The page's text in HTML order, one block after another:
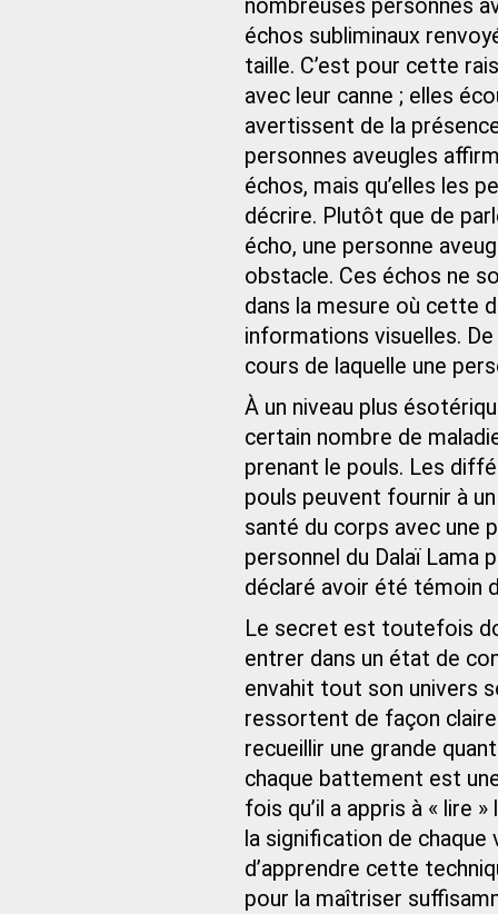
nombreuses personnes
échos subliminaux
taille. C’est pour cette
avec leur canne ; elles
avertissent de la
personnes aveugles
échos, mais qu’elles les
décrire. Plutôt que de
écho, une personne
obstacle. Ces échos ne
dans la mesure où cette
informations visuelles.
cours de laquelle une
À un niveau plus
certain nombre de
prenant le pouls. Les
pouls peuvent fournir à
santé du corps avec une
personnel du Dalaï Lama
déclaré avoir été témoin
Le secret est toutefois
entrer dans un état de
envahit tout son univers
ressortent de façon
recueillir une grande
chaque battement est
fois qu’il a appris à « lire
la signification de
d’apprendre cette
pour la maîtriser